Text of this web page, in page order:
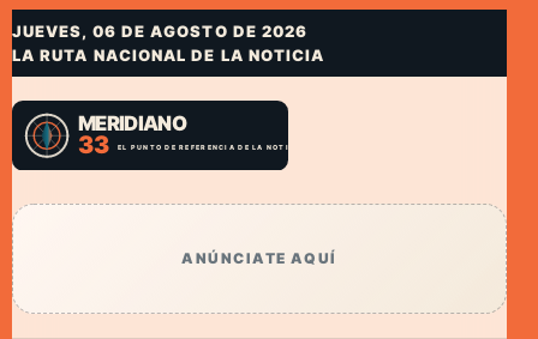
JUEVES, 06 DE AGOSTO DE 2026
LA RUTA NACIONAL DE LA NOTICIA
ANÚNCIATE AQUÍ